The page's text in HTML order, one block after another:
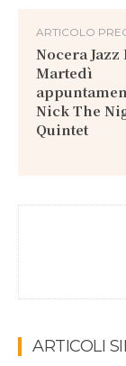
ARTICOLO
Nocera Jazz
Martedì
Nick The
Quintet
ARTICOLI